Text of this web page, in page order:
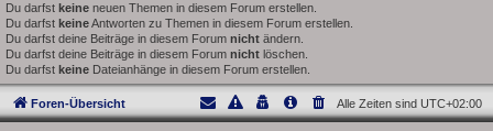
Du darfst keine neuen Themen in diesem Forum erstellen.
Du darfst keineAntworten zu Themen in diesem Forum erstellen.
Du darfst deine Beiträge in diesem Forum nicht ändern.
Du darfst deine Beiträge in diesem Forum nicht löschen.
Du darfst keine Dateianhänge in diesem Forum erstellen.
Foren-Übersicht Alle Zeiten sind UTC+02:00